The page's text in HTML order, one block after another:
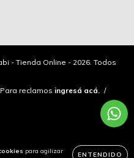
para agilizar
ENTENDIDO
- Tienda Online - 2026. Todos
reclamos ingresá acá. /